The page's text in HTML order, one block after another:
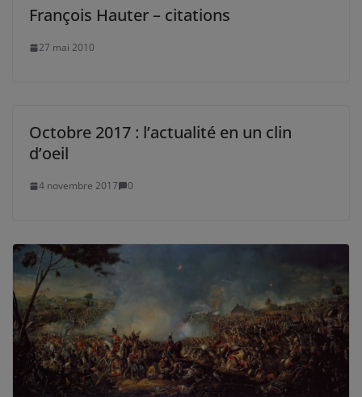
François Hauter – citations
27 mai 2010
Octobre 2017 : l’actualité en un clin
d’oeil
4 novembre 2017 0